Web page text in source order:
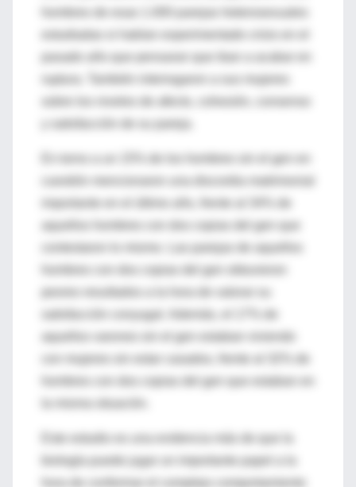
ruptura. También interrogaron a sus mujeres
En torno a un 15% de los hombres sin el gen en
importante en el último año, frente al 34% de
aquellos hombres con dos copias del gen que
contestaron lo mismo. Las parejas de aquellos
hombres con dos copias del gen obtuvieron
satisfacción conyugal. Además, el 17% de
aquellos varones sin el gen estaban viviendo
hombres con dos copias del gen que estaban en
biología puede jugar un importante papel a la